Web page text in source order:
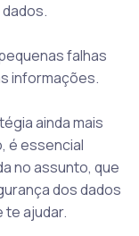
falhas
informações.
ainda mais
é essencial
no assunto, que
dos dados
te ajudar.